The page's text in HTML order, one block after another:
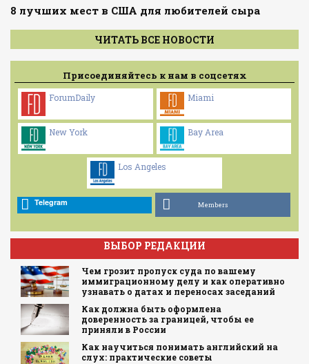
8 лучших мест в США для любителей сыра
ЧИТАТЬ ВСЕ НОВОСТИ
Присоединяйтесь к нам в соцсетях
ForumDaily Miami
New York Bay Area
Los Angeles
Telegram Members
ВЫБОР РЕДАКЦИИ
Чем грозит пропуск суда по вашему
иммиграционному делу и как оперативно
узнавать о датах и переносах заседаний
Как должна быть оформлена
доверенность за границей, чтобы ее
приняли в России
Как научиться понимать английский на
слух: практические советы